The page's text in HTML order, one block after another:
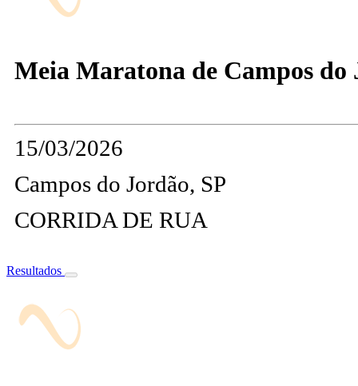
Meia Maratona de Campos do
15/03/2026
Campos do Jordão, SP
CORRIDA DE RUA
Resultados